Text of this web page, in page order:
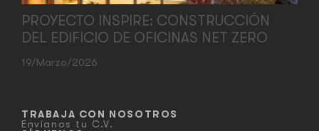
PROYECTO INSPIRE: CONSTRUCCIÓN
DEL EDIFICIO DE OFICINAS NET ZERO
19/marzo/2026
TRABAJA CON NOSOTROS
Envíanos tu C.V.